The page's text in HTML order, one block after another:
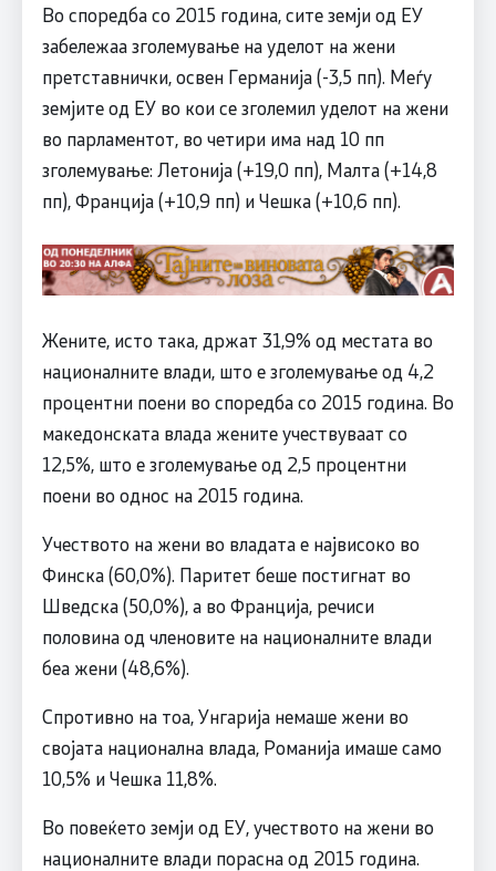
Во споредба со 2015 година, сите земји од ЕУ
забележаа зголемување на уделот на жени
претставнички, освен Германија (-3,5 пп). Меѓу
земјите од ЕУ во кои се зголемил уделот на жени
во парламентот, во четири има над 10 пп
зголемување: Летонија (+19,0 пп), Малта (+14,8
пп), Франција (+10,9 пп) и Чешка (+10,6 пп).
Жените, исто така, држат 31,9% од местата во
националните влади, што е зголемување од 4,2
процентни поени во споредба со 2015 година. Во
македонската влада жените учествуваат со
12,5%, што е зголемување од 2,5 процентни
поени во однос на 2015 година.
Учеството на жени во владата е највисоко во
Финска (60,0%). Паритет беше постигнат во
Шведска (50,0%), а во Франција, речиси
половина од членовите на националните влади
беа жени (48,6%).
Спротивно на тоа, Унгарија немаше жени во
својата национална влада, Романија имаше само
10,5% и Чешка 11,8%.
Во повеќето земји од ЕУ, учеството на жени во
националните влади порасна од 2015 година.